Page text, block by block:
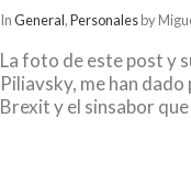
InGeneral,Personalesby
La foto de este post y
Piliavsky, me han
Brexit y el sinsabor